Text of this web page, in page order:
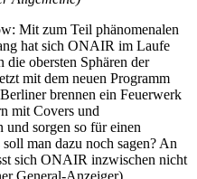
Mit zum Teil phänomenalen
hat sich ONAIR im Laufe
die obersten Sphären der
mit dem neuen Programm
brennen ein Feuerwerk
mit Covers und
und sorgen so für einen
man dazu noch sagen? An
sich ONAIR inzwischen nicht
General-Anzeiger)